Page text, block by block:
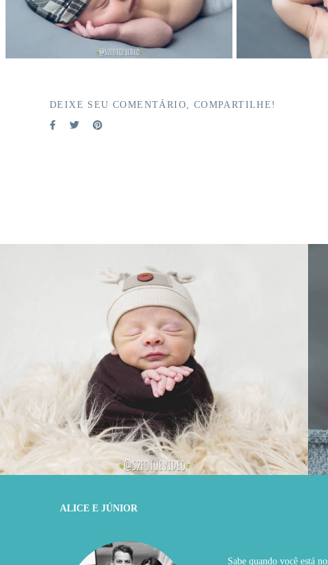
DEIXE SEU COMENTÁRIO, COMPARTILHE!
1163 0
ALICE E JÚNIOR
Sabe quando você está